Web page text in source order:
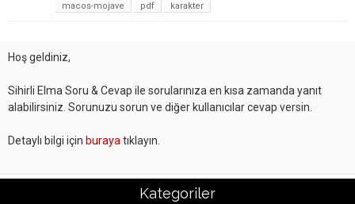
macos-mojave
pdf karakter
Hoş geldiniz,
Sihirli Elma Soru & Cevap ile sorularınıza en kısa zamanda yanıt
alabilirsiniz. Sorunuzu sorun ve diğer kullanıcılar cevap versin.
Detaylı bilgi için buraya tıklayın.
Kategoriler